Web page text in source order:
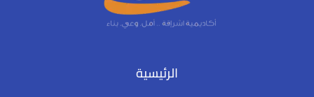
الرئيسية